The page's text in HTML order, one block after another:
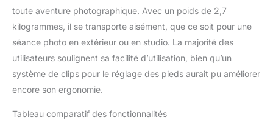
toute aventure photographique. Avec un poids de 2,7
kilogrammes, il se transporte aisément, que ce soit pour une
séance photo en extérieur ou en studio. La majorité des
utilisateurs soulignent sa facilité d’utilisation, bien qu’un
système de clips pour le réglage des pieds aurait pu améliorer
encore son ergonomie.
Tableau comparatif des fonctionnalités